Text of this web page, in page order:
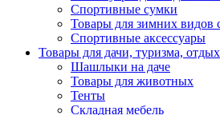
Спортивные сумки
Товары для зимних видов
Спортивные аксессуары
Товары для дачи, туризма,
Шашлыки на даче
Товары для животных
Тенты
Складная мебель